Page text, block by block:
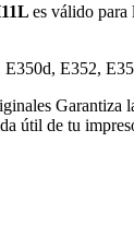
es válido para
E352,
Garantiza
útil de tu